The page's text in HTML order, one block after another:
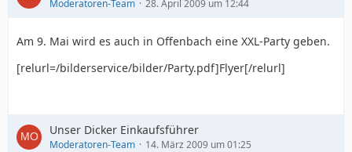
Moderatoren-Team 28. April 2009 um 12:44
Am 9. Mai wird es auch in Offenbach eine XXL-Party geben.
[relurl=/bilderservice/bilder/Party.pdf]Flyer[/relurl]
Unser Dicker Einkaufsführer
Moderatoren-Team 14. März 2009 um 01:25